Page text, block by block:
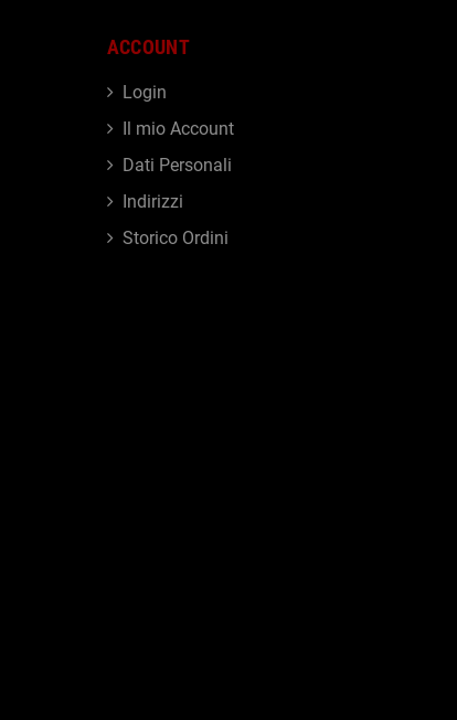
ACCOUNT
Login
Il mio Account
Dati Personali
Indirizzi
Storico Ordini